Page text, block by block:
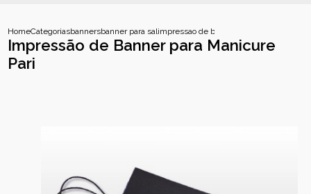
HomeCategoriasbannersbanner para salaoimpressao de banner para manicure pari
Impressão de Banner para Manicure
Pari